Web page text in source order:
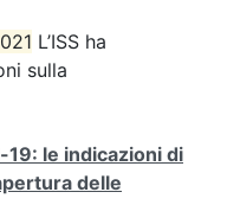
L’ISS ha
sulla
19: le indicazioni di
delle